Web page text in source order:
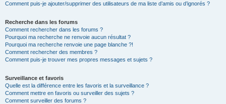
Comment puis-je ajouter/supprimer des utilisateurs de ma liste d’amis ou d’ignorés ?
Recherche dans les forums
Comment rechercher dans les forums ?
Pourquoi ma recherche ne renvoie aucun résultat ?
Pourquoi ma recherche renvoie une page blanche ?!
Comment rechercher des membres ?
Comment puis-je trouver mes propres messages et sujets ?
Surveillance et favoris
Quelle est la différence entre les favoris et la surveillance ?
Comment mettre en favoris ou surveiller des sujets ?
Comment surveiller des forums ?